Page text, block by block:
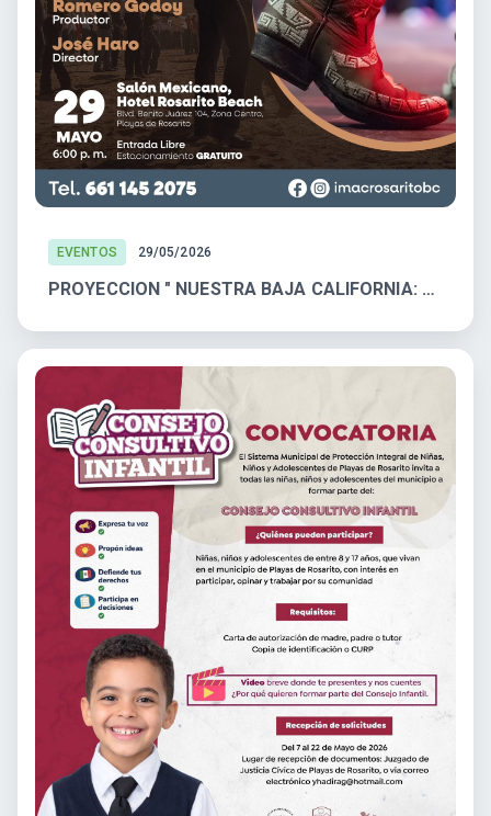
EVENTOS 29/05/2026
PROYECCION " NUESTRA BAJA CALIFORNIA: CALABACEADO"